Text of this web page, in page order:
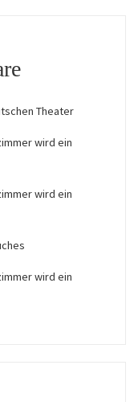
Theater
wird ein
wird ein
wird ein